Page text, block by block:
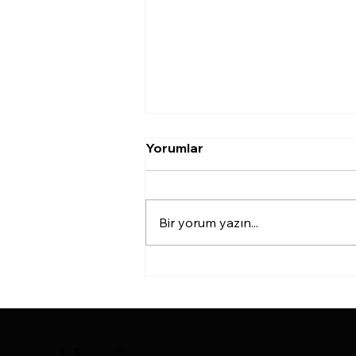
Agassi Ameliyatsız Yanak
kemikli yüz hatlarına sahip
olmak isteyen kişiler için
gerçekleştirilen agassi yanak
Yorumlar
Bir yorum yazın...